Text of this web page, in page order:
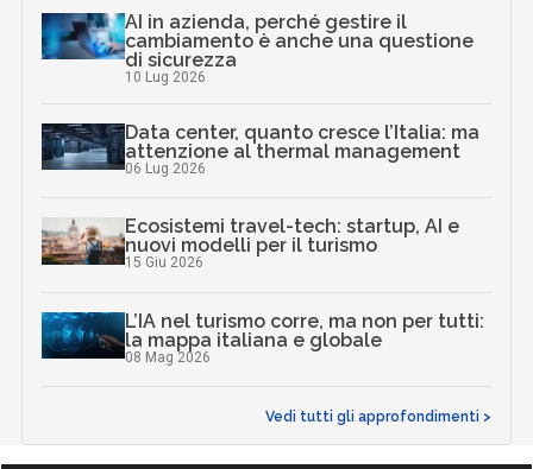
AI in azienda, perché gestire il
cambiamento è anche una questione
di sicurezza
10 Lug 2026
Data center, quanto cresce l’Italia: ma
attenzione al thermal management
06 Lug 2026
Ecosistemi travel-tech: startup, AI e
nuovi modelli per il turismo
15 Giu 2026
L’IA nel turismo corre, ma non per tutti:
la mappa italiana e globale
08 Mag 2026
Vedi tutti gli approfondimenti >